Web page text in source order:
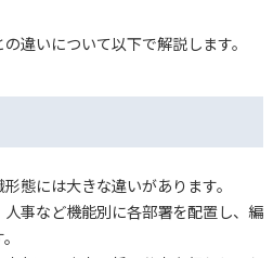
違いについて以下で解説します。
態には大きな違いがあります。
事など機能別に各部署を配置し、編